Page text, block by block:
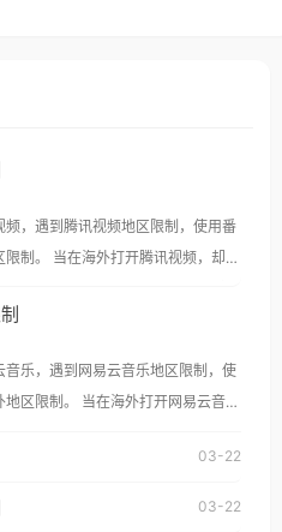
频，遇到腾讯视频地区限制，使用番
讯视频，却突
一样，出现地区及版权限制问题，且
这个问题的朋友们，
拿大、澳大利亚、欧洲等国家和地区
音乐，遇到网易云音乐地区限制，使
在海外打开网易云音
03-22
03-22